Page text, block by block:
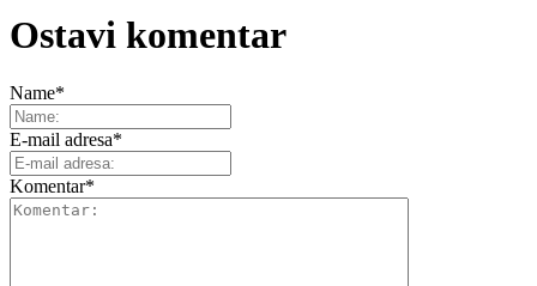
Ostavi komentar
Name*
E-mail adresa*
Komentar*